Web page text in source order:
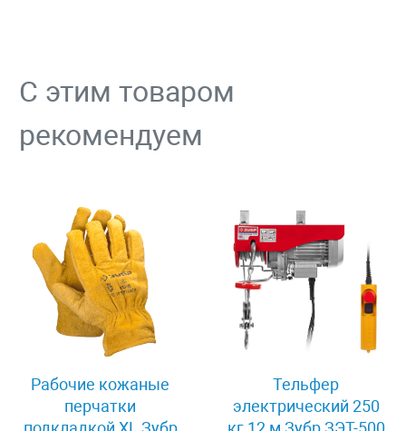
С этим товаром
рекомендуем
Рабочие кожаные
перчатки
Тельфер
электрический 250